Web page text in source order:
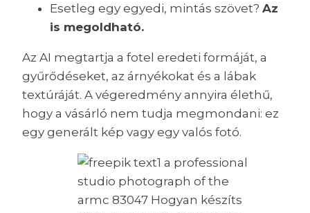
Esetleg egy egyedi, mintás szövet? Az
is megoldható.
Az AI megtartja a fotel eredeti formáját, a
gyűrődéseket, az árnyékokat és a lábak
textúráját. A végeredmény annyira élethű,
hogy a vásárló nem tudja megmondani: ez
egy generált kép vagy egy valós fotó.